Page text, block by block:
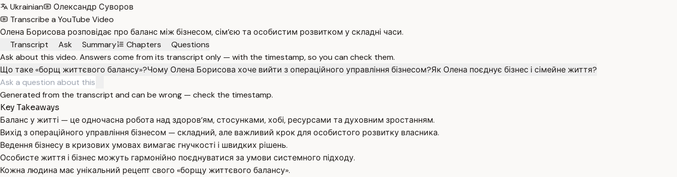
Ukrainian
Олександр Суворов
Transcribe a YouTube Video
Олена Борисова розповідає про баланс між бізнесом, сім’єю та особистим розвитком у складні часи.
Transcript
Ask Summary Chapters
Questions
Ask about this video. Answers come from its transcript only — with the timestamp, so you can check them.
Що таке «борщ життєвого балансу»?Чому Олена Борисова хоче вийти з операційного управління бізнесом?Як Олена поєднує бізнес і сімейне життя?
Generated from the transcript and can be wrong — check the timestamp.
Key Takeaways
Баланс у житті — це одночасна робота над здоров’ям, стосунками, хобі, ресурсами та духовним зростанням.
Вихід з операційного управління бізнесом — складний, але важливий крок для особистого розвитку власника.
Ведення бізнесу в кризових умовах вимагає гнучкості і швидких рішень.
Особисте життя і бізнес можуть гармонійно поєднуватися за умови системного підходу.
Кожна людина має унікальний рецепт свого «борщу життєвого балансу».